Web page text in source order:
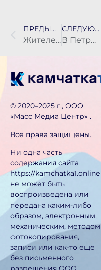
ПРЕДЫДУЩАЯ НОВОСТЬ
Жителей Петропавловска-Камчатского приглашают принять участие в общегородских субботниках
СЛЕДУЮЩАЯ НОВОСТЬ
В Петропавловске-Камчатском объявили войну грызунам
©️ 2020–2025 г., ООО
«Масс Медиа Центр» .
Все права защищены.
Ни одна часть
содержания сайта
https://kamchatka1.online
не может быть
воспроизведена или
передана каким-либо
образом, электронным,
механическим, методом
фотокопирования,
записи или как-то ещё
без письменного